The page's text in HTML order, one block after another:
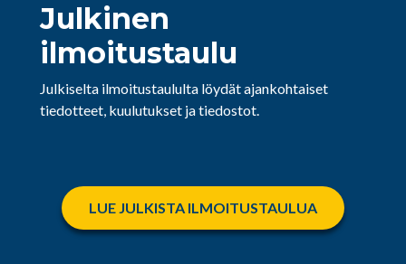
Julkinen
ilmoitustaulu
Julkiselta ilmoitustaululta löydät ajankohtaiset
tiedotteet, kuulutukset ja tiedostot.
LUE JULKISTA ILMOITUSTAULUA